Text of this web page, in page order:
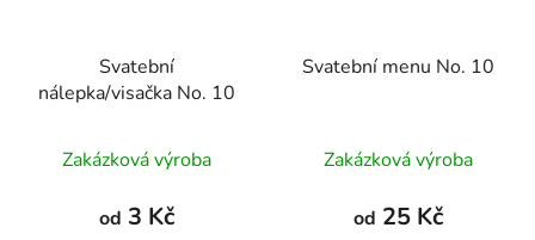
Svatební
nálepka/visačka No. 10
Zakázková výroba
od 3 Kč
Svatební menu No. 10
Zakázková výroba
od 25 Kč